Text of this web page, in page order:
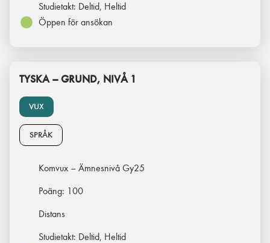
Studietakt: Deltid, Heltid
Öppen för ansökan
VUX
TYSKA – GRUND, NIVÅ 1
SPRÅK
Komvux – Ämnesnivå Gy25
Poäng: 100
Distans
Studietakt: Deltid, Heltid